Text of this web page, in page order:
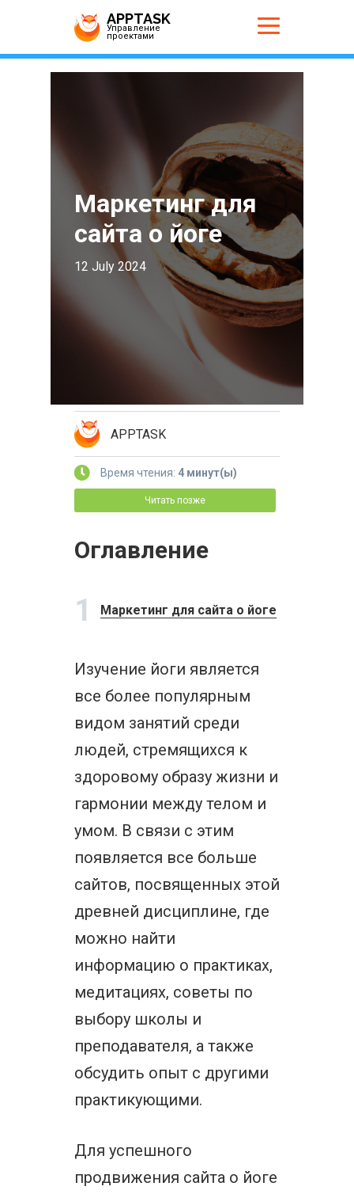
APPTASK
Управление
проектами
Маркетинг для
сайта о йоге
12 July 2024
APPTASK
Время чтения: 4 минут(ы)
Читать позже
Оглавление
1 Маркетинг для сайта о йоге
Изучение йоги является
все более популярным
видом занятий среди
людей, стремящихся к
здоровому образу жизни и
гармонии между телом и
умом. В связи с этим
появляется все больше
сайтов, посвященных этой
древней дисциплине, где
можно найти
информацию о практиках,
медитациях, советы по
выбору школы и
преподавателя, а также
обсудить опыт с другими
практикующими.
Для успешного
продвижения сайта о йоге